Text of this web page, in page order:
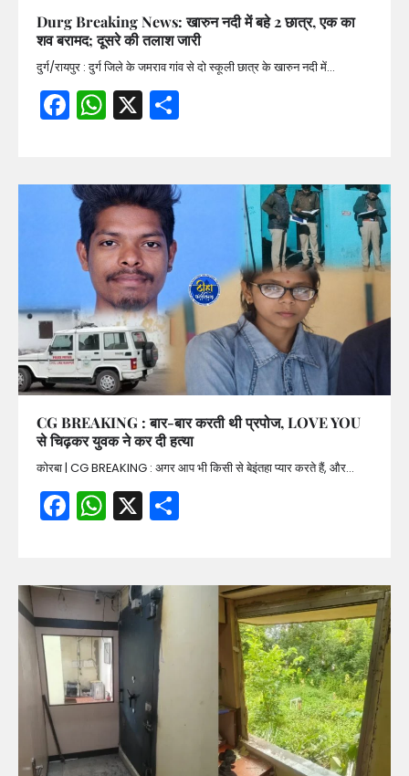
Durg Breaking News: खारुन नदी में बहे 2 छात्र, एक का
शव बरामद; दूसरे की तलाश जारी
दुर्ग/रायपुर : दुर्ग जिले के जमराव गांव से दो स्कूली छात्र के खारुन नदी में…
Facebook
WhatsApp
X
CG BREAKING : बार-बार करती थी प्रपोज, LOVE YOU
से चिढ़कर युवक ने कर दी हत्या
कोरबा | CG BREAKING : अगर आप भी किसी से बेइंतहा प्यार करते हैं, और…
Facebook
WhatsApp
X